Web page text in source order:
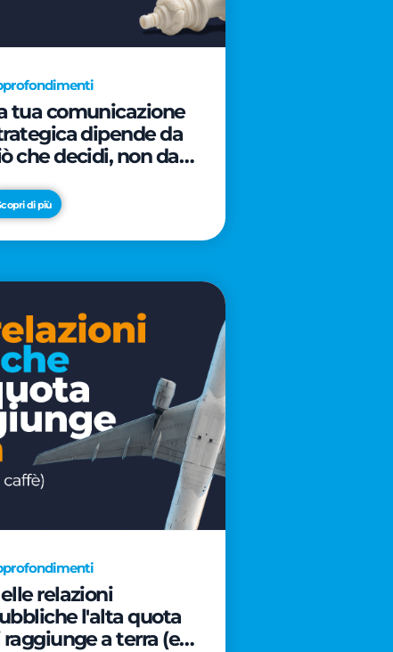
tua comunicazione
dipende da
che decidi, non da
di più
relazioni
l'alta quota
raggiunge a terra (e